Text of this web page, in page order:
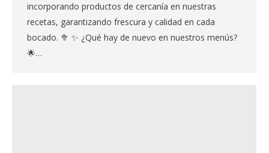
incorporando productos de cercanía en nuestras
recetas, garantizando frescura y calidad en cada
bocado. 🥦 ✨ ¿Qué hay de nuevo en nuestros menús?
🌟…